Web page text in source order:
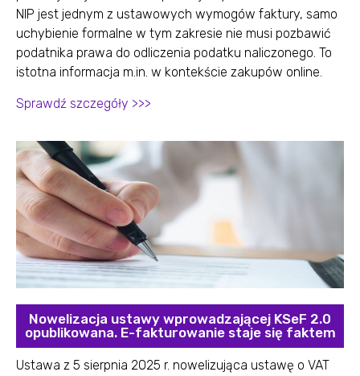
NIP jest jednym z ustawowych wymogów faktury, samo
uchybienie formalne w tym zakresie nie musi pozbawić
podatnika prawa do odliczenia podatku naliczonego. To
istotna informacja m.in. w kontekście zakupów online.
Sprawdź szczegóły >>>
Nowelizacja ustawy wprowadzającej KSeF 2.0
opublikowana. E-fakturowanie staje się faktem
Ustawa z 5 sierpnia 2025 r. nowelizująca ustawę o VAT